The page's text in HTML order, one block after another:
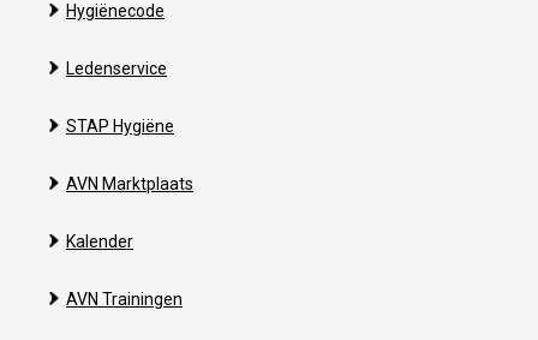
Hygiënecode
Ledenservice
STAP Hygiëne
AVN Marktplaats
Kalender
AVN Trainingen